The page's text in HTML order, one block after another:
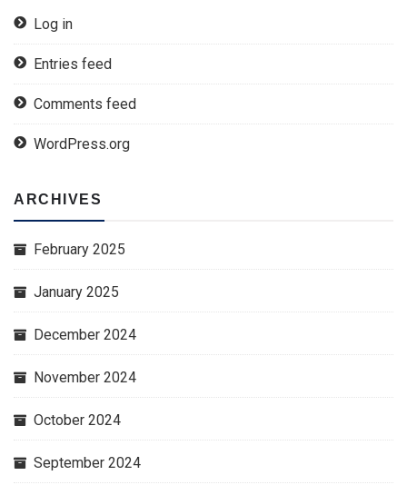
Log in
Entries feed
Comments feed
WordPress.org
ARCHIVES
February 2025
January 2025
December 2024
November 2024
October 2024
September 2024